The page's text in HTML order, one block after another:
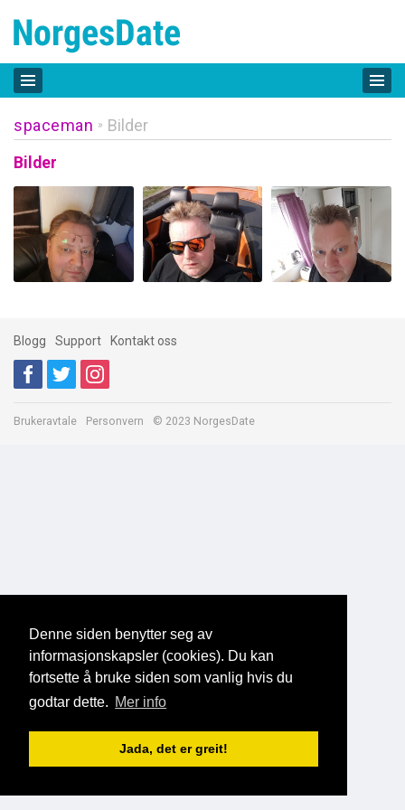
Denne siden benytter seg av
informasjonskapsler (cookies). Du kan
fortsette å bruke siden som vanlig hvis du
godtar dette. Mer info
Jada, det er greit!
spaceman » Bilder
Bilder
Blogg Support Kontakt oss
Brukeravtale Personvern © 2023 NorgesDate